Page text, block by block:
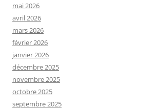
mai 2026
avril 2026
mars 2026
février 2026
janvier 2026
décembre 2025
novembre 2025
octobre 2025
septembre 2025